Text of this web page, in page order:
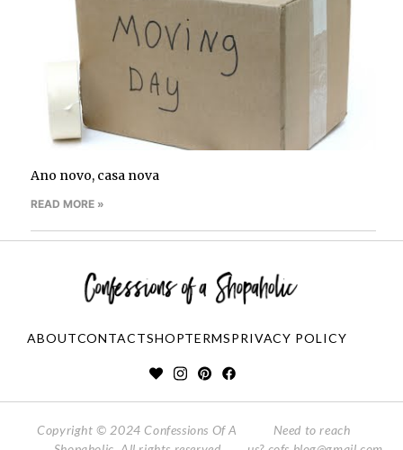
Ano novo, casa nova
READ MORE »
ABOUTCONTACTSHOPTERMSPRIVACY POLICY
Copyright © 2024 Confessions Of A
Need to reach